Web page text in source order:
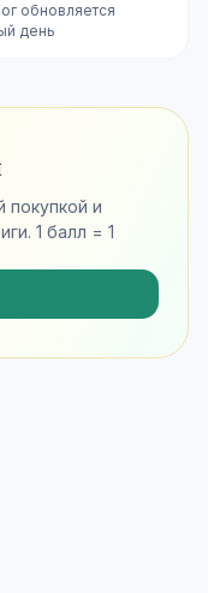
обновляется
день
покупкой и
1 балл = 1